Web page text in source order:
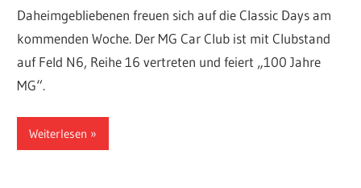
Daheimgebliebenen freuen sich auf die Classic Days am
kommenden Woche. Der MG Car Club ist mit Clubstand
auf Feld N6, Reihe 16 vertreten und feiert „100 Jahre
MG“.
Weiterlesen